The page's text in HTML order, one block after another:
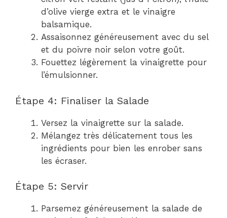
d’olive vierge extra et le vinaigre
balsamique.
Assaisonnez généreusement avec du sel
et du poivre noir selon votre goût.
Fouettez légèrement la vinaigrette pour
l’émulsionner.
Étape 4: Finaliser la Salade
Versez la vinaigrette sur la salade.
Mélangez très délicatement tous les
ingrédients pour bien les enrober sans
les écraser.
Étape 5: Servir
Parsemez généreusement la salade de